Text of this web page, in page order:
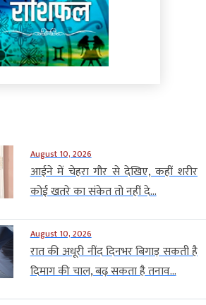
August 10, 2026
आईने में चेहरा गौर से देखिए, कहीं शरीर
कोई खतरे का संकेत तो नहीं दे...
August 10, 2026
रात की अधूरी नींद दिनभर बिगाड़ सकती है
दिमाग की चाल, बढ़ सकता है तनाव...